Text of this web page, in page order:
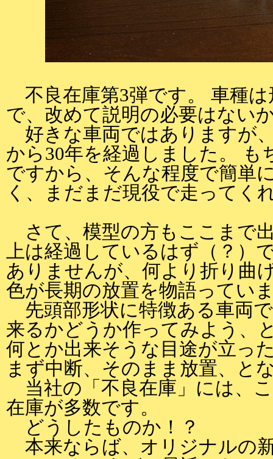
不良在庫第3弾です。 車種
で、改めて説明の必要はない
好きな車両ではありますが
から30年を経過しました。 も
ですから、そんな程度で簡単
く、まだまだ現役で走ってく
さて、模型の方もここまで
上は経過しているはず（？）
ありませんが、何より折り曲
色が長期の放置を物語ってい
先頭部形状に特徴ある車両
来るかどうか作ってみよう、
何とか出来そうな目途が立っ
まず中断、そのまま放置、と
当社の「不良在庫」には、
在庫が多数です。
どうしたものか！？
本来ならば、オリジナルの